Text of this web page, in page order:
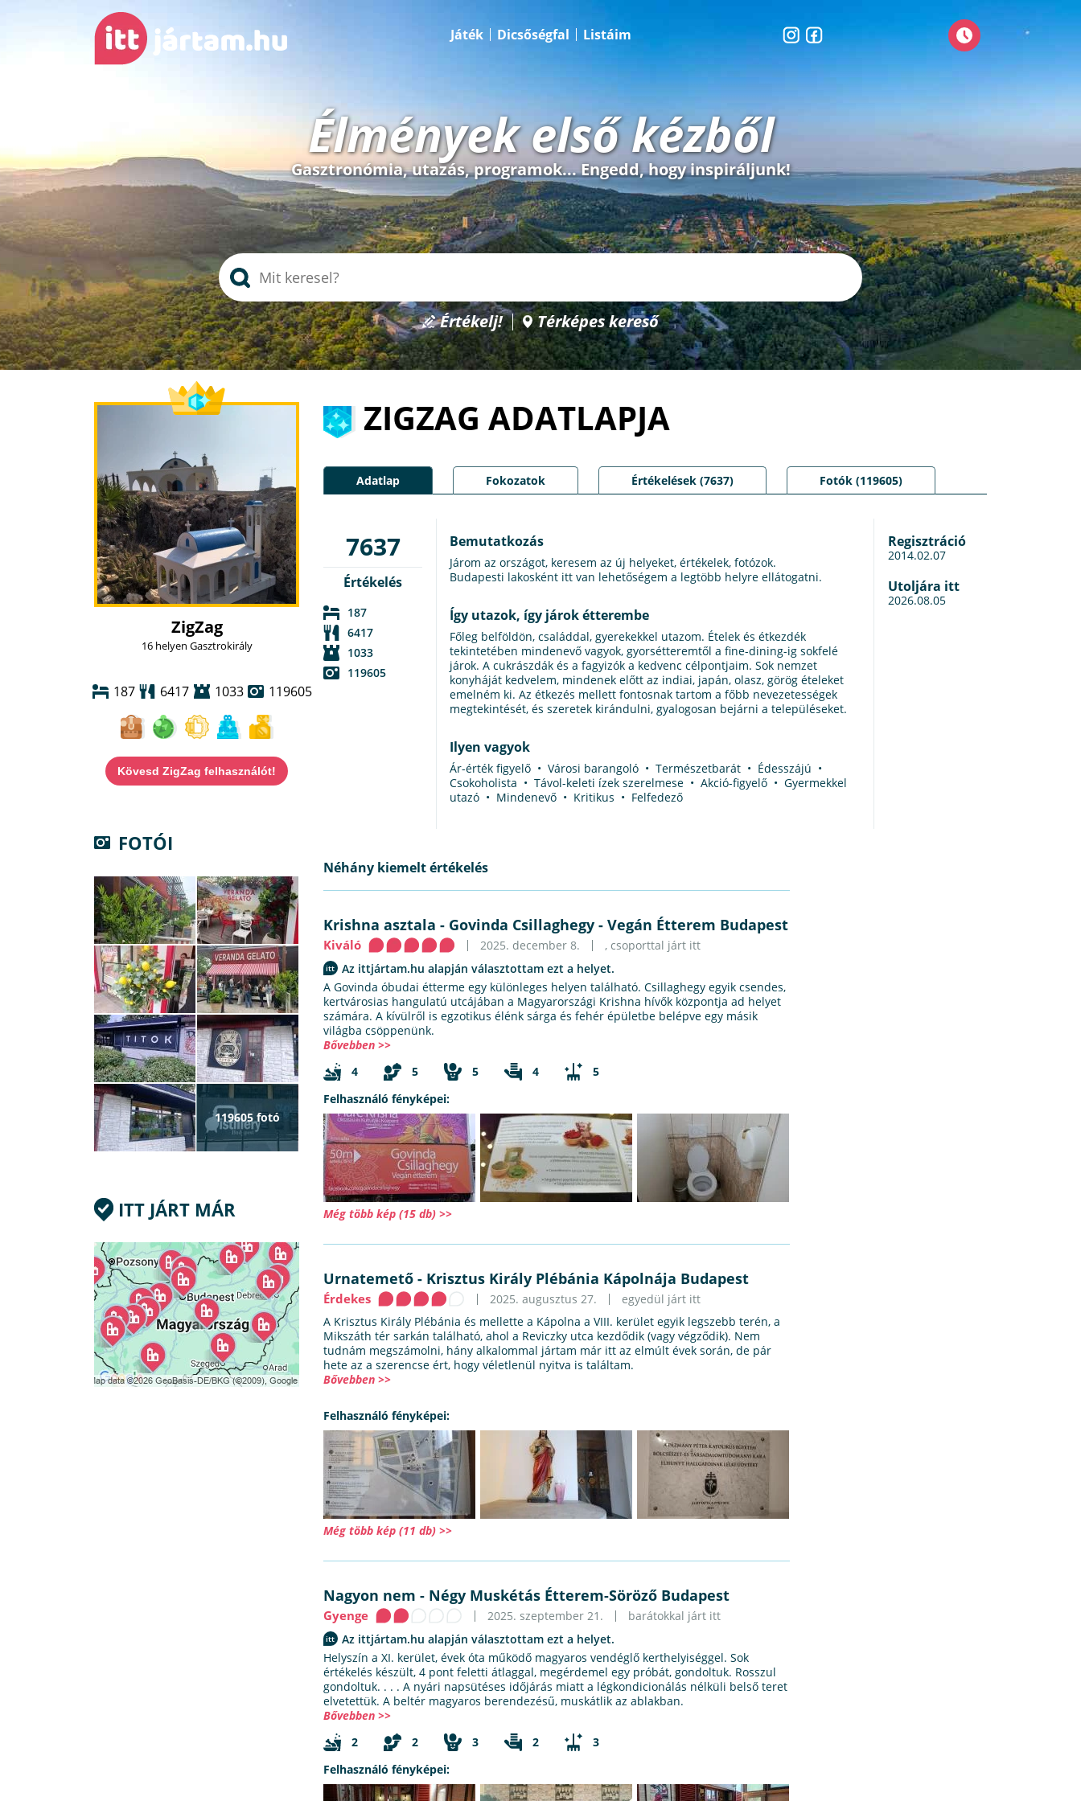
Játék Dicsőségfal Listáim
Élmények első kézből
Gasztronómia, utazás, programok... Engedd, hogy inspiráljunk!
Értékelj! Térképes kereső
ZigZag
16 helyen Gasztrokirály
187 6417 1033 119605
Kövesd ZigZag felhasználót!
FOTÓI
119605 fotó
ITT JÁRT MÁR
ZIGZAG ADATLAPJA
Adatlap Fokozatok Értékelések (7637) Fotók (119605)
7637
Értékelés
187
6417
1033
119605
Bemutatkozás
Járom az országot, keresem az új helyeket, értékelek, fotózok.
Budapesti lakosként itt van lehetőségem a legtöbb helyre ellátogatni.
Így utazok, így járok étterembe
Főleg belföldön, családdal, gyerekekkel utazom. Ételek és étkezdék
tekintetében mindenevő vagyok, gyorsétteremtől a fine-dining-ig sokfelé
járok. A cukrászdák és a fagyizók a kedvenc célpontjaim. Sok nemzet
konyháját kedvelem, mindenek előtt az indiai, japán, olasz, görög ételeket
emelném ki. Az étkezés mellett fontosnak tartom a főbb nevezetességek
megtekintését, és szeretek kirándulni, gyalogosan bejárni a településeket.
Ilyen vagyok
Ár-érték figyelő • Városi barangoló • Természetbarát • Édesszájú •
Csokoholista • Távol-keleti ízek szerelmese • Akció-figyelő • Gyermekkel
utazó • Mindenevő • Kritikus • Felfedező
Regisztráció
2014.02.07
Utoljára itt
2026.08.05
Néhány kiemelt értékelés
Krishna asztala - Govinda Csillaghegy - Vegán Étterem Budapest
Kiváló 2025. december 8.
, csoporttal járt itt
Az ittjártam.hu alapján választottam ezt a helyet.
A Govinda óbudai étterme egy különleges helyen található. Csillaghegy egyik csendes,
kertvárosias hangulatú utcájában a Magyarországi Krishna hívők központja ad helyet
számára. A kívülről is egzotikus élénk sárga és fehér épületbe belépve egy másik
világba csöppenünk.
Bővebben >>
4
5 5 4
5
Felhasználó fényképei:
Még több kép (15 db) >>
Urnatemető - Krisztus Király Plébánia Kápolnája Budapest
Érdekes 2025. augusztus 27.
egyedül járt itt
A Krisztus Király Plébánia és mellette a Kápolna a VIII. kerület egyik legszebb terén, a
Mikszáth tér sarkán található, ahol a Reviczky utca kezdődik (vagy végződik). Nem
tudnám megszámolni, hány alkalommal jártam már itt az elmúlt évek során, de pár
hete az a szerencse ért, hogy véletlenül nyitva is találtam.
Bővebben >>
Felhasználó fényképei:
Még több kép (11 db) >>
Nagyon nem - Négy Muskétás Étterem-Söröző Budapest
Gyenge 2025. szeptember 21.
barátokkal járt itt
Az ittjártam.hu alapján választottam ezt a helyet.
Helyszín a XI. kerület, évek óta működő magyaros vendéglő kerthelyiséggel. Sok
értékelés készült, 4 pont feletti átlaggal, megérdemel egy próbát, gondoltuk. Rosszul
gondoltuk. . . . A nyári napsütéses időjárás miatt a légkondicionálás nélküli belső teret
elvetettük. A beltér magyaros berendezésű, muskátlik az ablakban.
Bővebben >>
2
2 3 2
3
Felhasználó fényképei: